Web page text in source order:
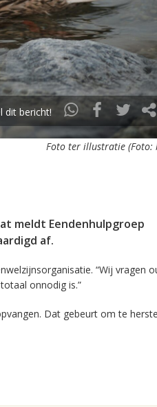
dit bericht!
Foto ter illustratie (Foto:
meldt Eendenhulpgroep
af.
“Wij vragen
onnodig is.”
Dat gebeurt om te